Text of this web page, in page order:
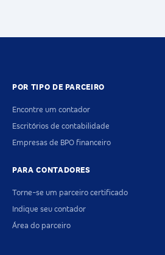
POR TIPO DE PARCEIRO
Encontre um contador
Escritórios de contabilidade
Empresas de BPO financeiro
PARA CONTADORES
Torne-se um parceiro certificado
Indique seu contador
Área do parceiro